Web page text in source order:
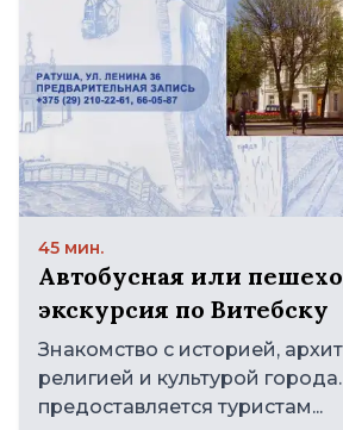
45 мин.
Автобусная или
экскурсия по Витебску
Знакомство с историей,
религией и культурой
предоставляется туристам...